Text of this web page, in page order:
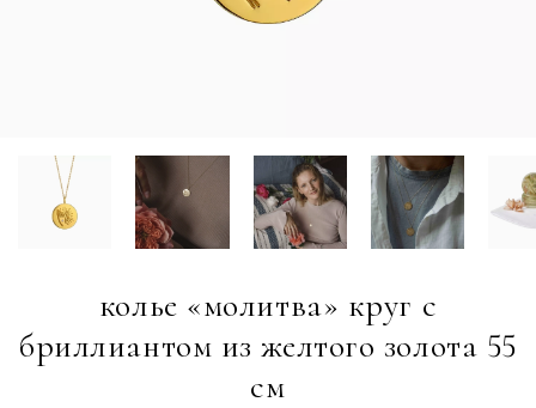
колье «молитва» круг с
бриллиантом из желтого золота 55
см